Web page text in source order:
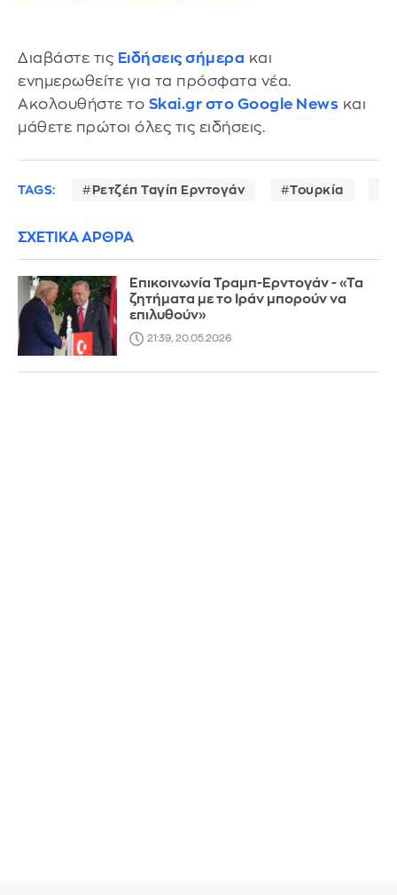
Διαβάστε τις Ειδήσεις σήμερα και
ενημερωθείτε για τα πρόσφατα νέα.
Ακολουθήστε το Skai.gr στο Google News και
μάθετε πρώτοι όλες τις ειδήσεις.
TAGS: Ρετζέπ Ταγίπ Ερντογάν Τουρκία
ΣΧΕΤΙΚΑ ΑΡΘΡΑ
Επικοινωνία Τραμπ-Ερντογάν - «Τα
ζητήματα με το Ιράν μπορούν να
επιλυθούν»
21:39, 20.05.2026